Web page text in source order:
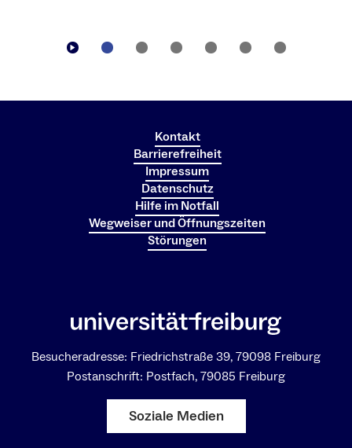
Kontakt
Barrierefreiheit
Impressum
Datenschutz
Hilfe im Notfall
Wegweiser und Öffnungszeiten
Störungen
Besucheradresse: Friedrichstraße 39, 79098 Freiburg
Postanschrift: Postfach, 79085 Freiburg
Soziale Medien